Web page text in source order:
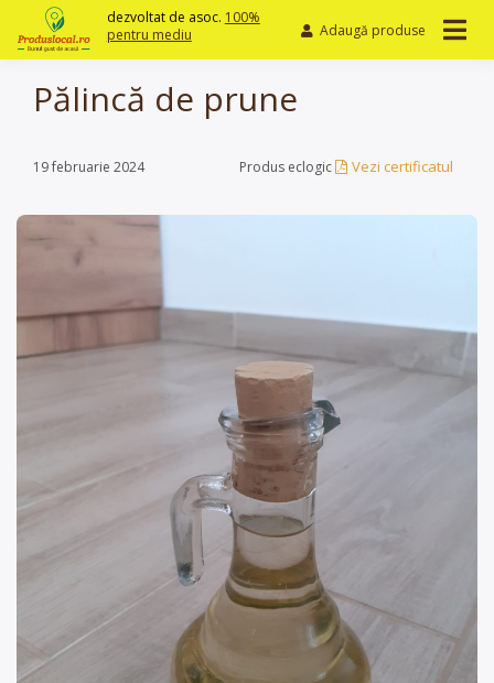
content
dezvoltat de asoc. 100%
pentru mediu
Adaugă produse
Pălincă de prune
19 februarie 2024 Produs eclogic Vezi certificatul